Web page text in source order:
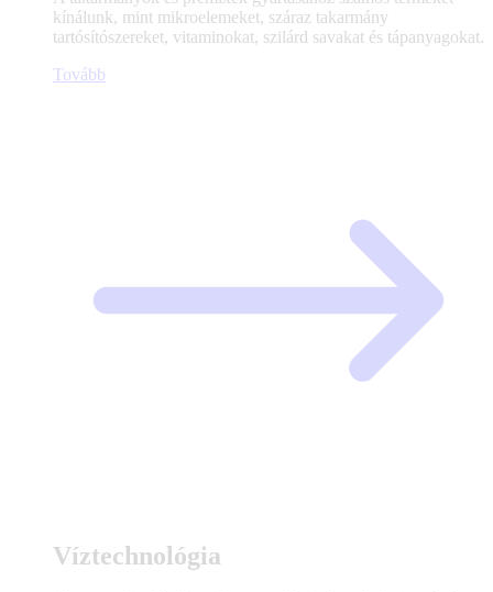
kínálunk, mint mikroelemeket, száraz takarmány
tartósítószereket, vitaminokat, szilárd savakat és tápanyagokat.
Tovább
Víztechnológia